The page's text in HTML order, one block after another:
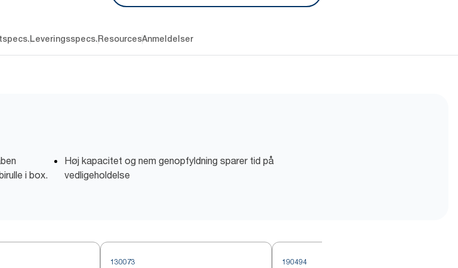
Leveringsspecs.ResourcesAnmeldelser
i box.
Høj kapacitet og nem genopfyldning sparer tid på
vedligeholdelse
130073 190494